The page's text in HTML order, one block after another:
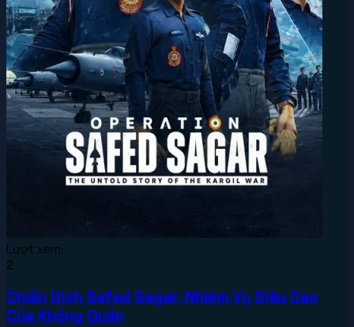
Lượt xem:
2
Chiến Dịch Safed Sagar: Nhiệm Vụ Siêu Cao
Của Không Quân